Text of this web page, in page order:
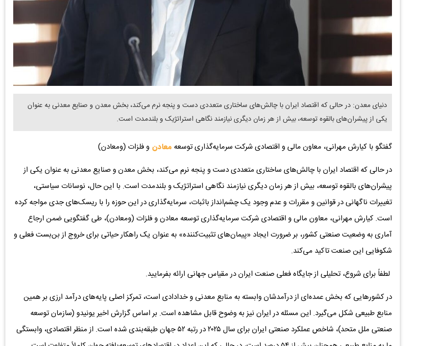
دنیای معدن: در حالی که اقتصاد ایران با چالش‌های ساختاری متعددی دست و پنجه نرم می‌کند، بخش معدن و صنایع معدنی به عنوان
یکی از پیشران‌های بالقوه توسعه، بیش از هر زمان دیگری نیازمند نگاهی استراتژیک و بلندمدت است.
گفتگو با کیارش مهرانی، معاون مالی و اقتصادی شرکت سرمایه‌گذاری توسعه معادن و فلزات (ومعادن)
در حالی که اقتصاد ایران با چالش‌های ساختاری متعددی دست و پنجه نرم می‌کند، بخش معدن و صنایع معدنی به عنوان یکی از
پیشران‌های بالقوه توسعه، بیش از هر زمان دیگری نیازمند نگاهی استراتژیک و بلندمدت است. با این حال، نوسانات سیاستی،
تغییرات ناگهانی در قوانین و مقررات و عدم وجود یک چشم‌انداز باثبات، سرمایه‌گذاری در این حوزه را با ریسک‌های جدی مواجه کرده
است. کیارش مهرانی، معاون مالی و اقتصادی شرکت سرمایه‌گذاری توسعه معادن و فلزات (ومعادن)، طی گفتگویی ضمن ارجاع
آماری به وضعیت صنعتی کشور، بر ضرورت ایجاد «پیمان‌های تثبیت‌کننده» به عنوان یک راهکار حیاتی برای خروج از بن‌بست فعلی و
شکوفایی این صنعت تاکید می‌کند.
لطفاً برای شروع، تحلیلی از جایگاه فعلی صنعت ایران در مقیاس جهانی ارائه بفرمایید.
در کشورهایی که بخش عمده‌ای از درآمدشان وابسته به منابع معدنی و خدادادی است، تمرکز اصلی پایه‌های درآمد ارزی بر همین
منابع طبیعی شکل می‌گیرد. این مسئله در ایران نیز به وضوح قابل مشاهده است. بر اساس گزارش اخیر یونیدو (سازمان توسعه
صنعتی ملل متحد)، شاخص عملکرد صنعتی ایران برای سال ۲۰۲۵ در رتبه ۵۲ جهان طبقه‌بندی شده است. از منظر اقتصادی، وابستگی